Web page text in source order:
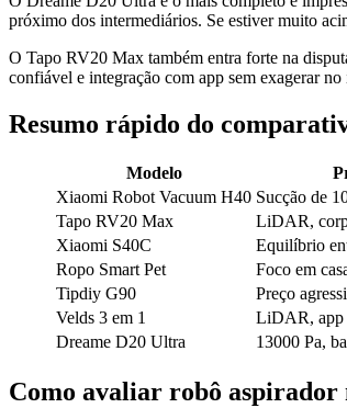
próximo dos intermediários. Se estiver muito
O Tapo RV20 Max também entra forte na
confiável e integração com app sem exagerar no
Resumo rápido do
Modelo
Xiaomi Robot Vacuum H40 Sucção de
Tapo RV20 Max
LiDAR,
Xiaomi S40C
Equilíbrio
Ropo Smart Pet
Foco em
Tipdiy G90
Preço
Velds 3 em 1
LiDAR, app
Dreame D20 Ultra
13000 Pa,
Como avaliar robô aspirador